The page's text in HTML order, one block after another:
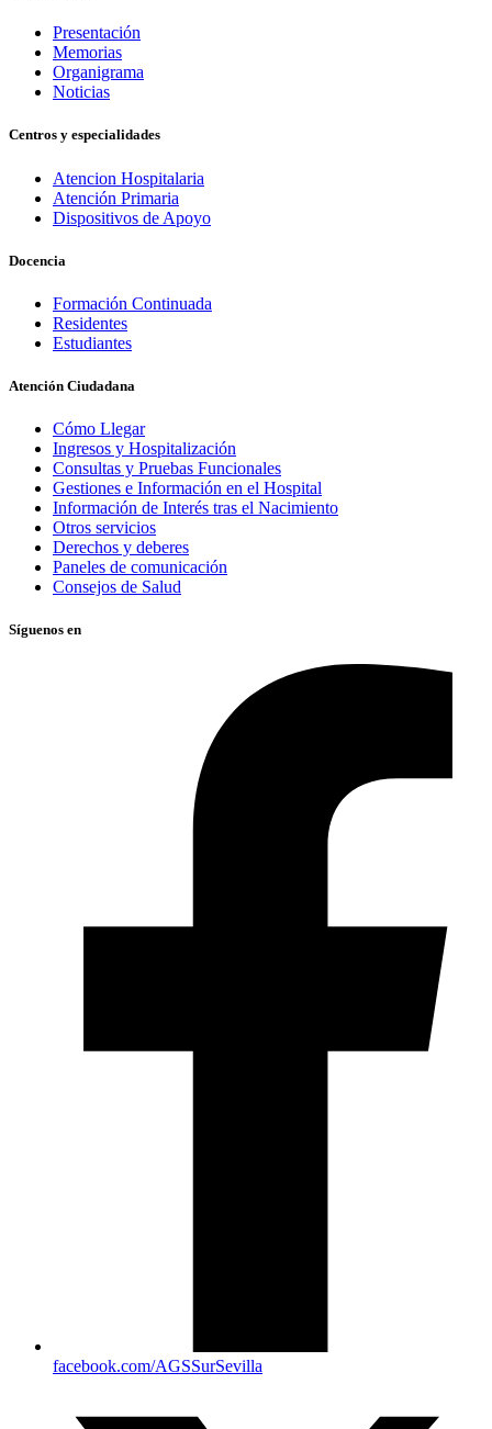
Presentación
Memorias
Organigrama
Noticias
Centros y especialidades
Atencion Hospitalaria
Atención Primaria
Dispositivos de Apoyo
Docencia
Formación Continuada
Residentes
Estudiantes
Atención Ciudadana
Cómo Llegar
Ingresos y Hospitalización
Consultas y Pruebas Funcionales
Gestiones e Información en el Hospital
Información de Interés tras el Nacimiento
Otros servicios
Derechos y deberes
Paneles de comunicación
Consejos de Salud
Síguenos en
facebook.com/AGSSurSevilla